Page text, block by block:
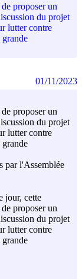
proposer un
du projet
lutter contre
proposer un
du projet
lutter contre
par l'Assemblée
jour, cette
proposer un
du projet
lutter contre
01/11/2023